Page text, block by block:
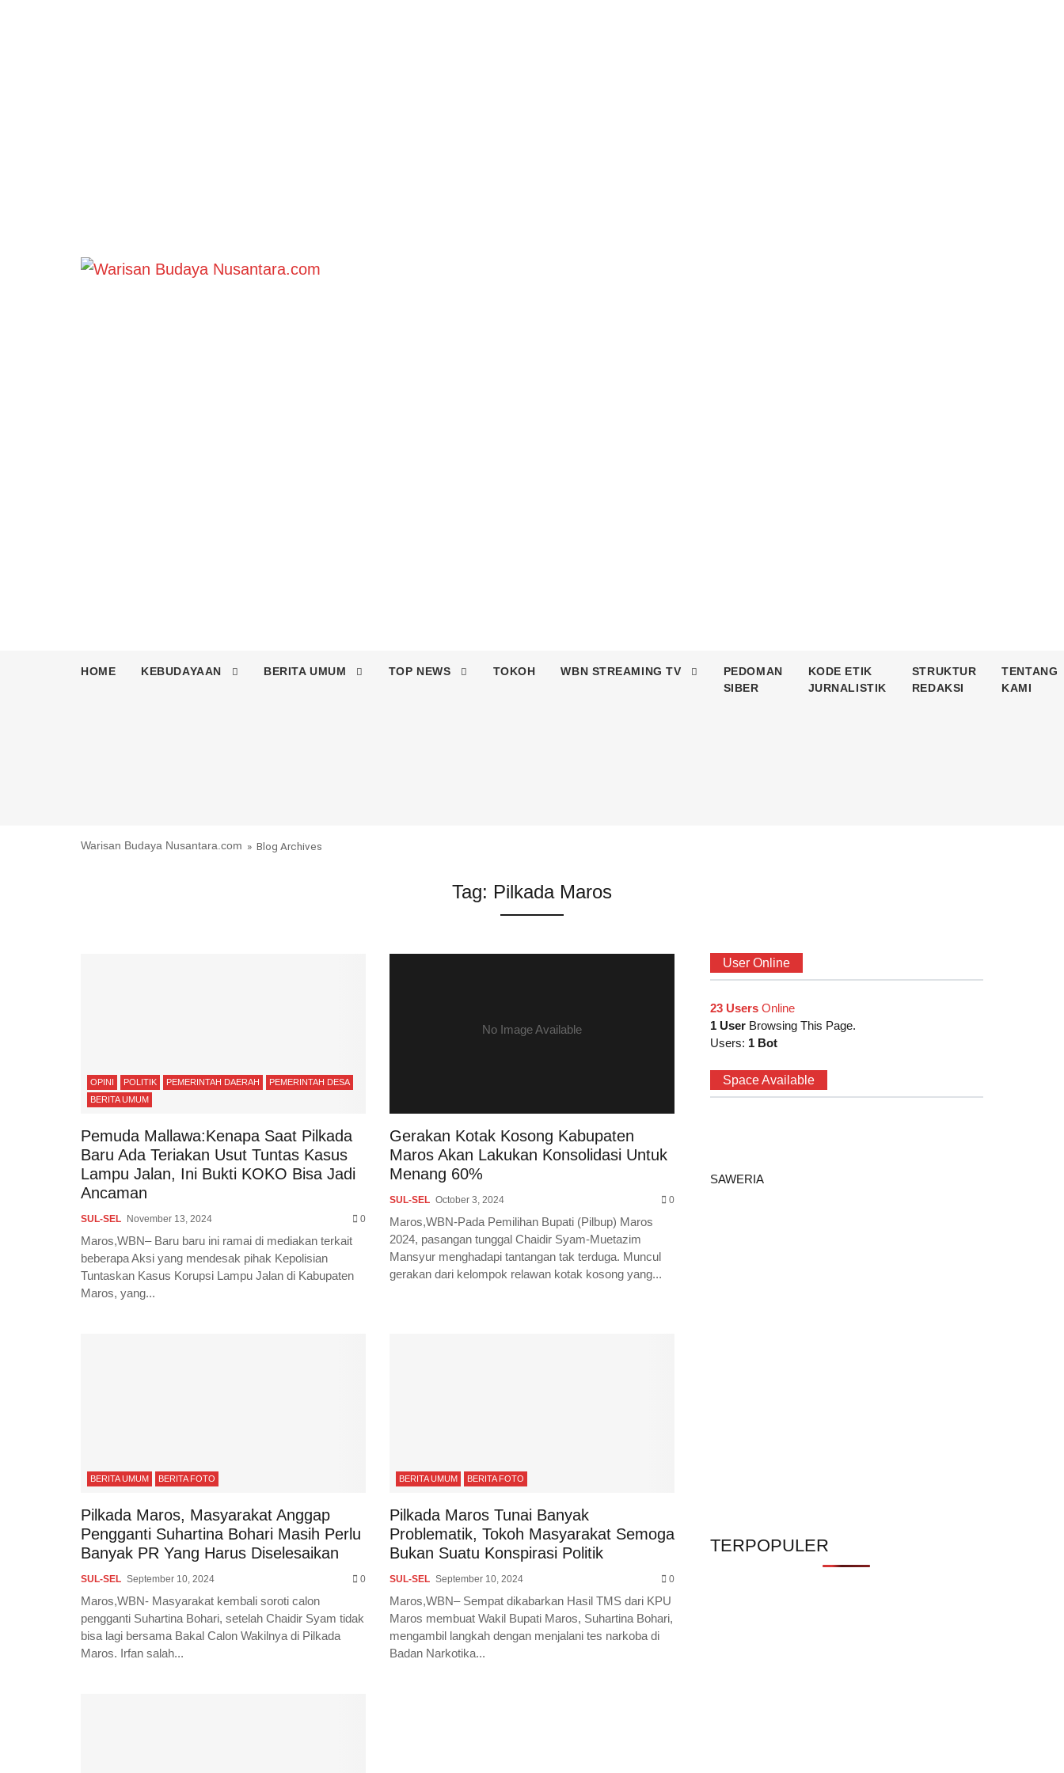
HOME KEBUDAYAAN BERITA UMUM TOP NEWS TOKOH WBN STREAMING TV
PEDOMAN
SIBER
KODE ETIK
JURNALISTIK
STRUKTUR
REDAKSI
TENTANG
KAMI
Warisan Budaya Nusantara.com » Blog Archives
Tag: Pilkada Maros
OPINI POLITIK PEMERINTAH DAERAH
PEMERINTAH DESA
BERITA UMUM
Pemuda Mallawa:Kenapa Saat Pilkada
Baru Ada Teriakan Usut Tuntas Kasus
Lampu Jalan, Ini Bukti KOKO Bisa Jadi
Ancaman
SUL-SEL November 13, 2024 0
Maros,WBN– Baru baru ini ramai di mediakan terkait
beberapa Aksi yang mendesak pihak Kepolisian
Tuntaskan Kasus Korupsi Lampu Jalan di Kabupaten
Maros, yang...
No Image Available
Gerakan Kotak Kosong Kabupaten
Maros Akan Lakukan Konsolidasi Untuk
Menang 60%
SUL-SEL October 3, 2024 0
Maros,WBN-Pada Pemilihan Bupati (Pilbup) Maros
2024, pasangan tunggal Chaidir Syam-Muetazim
Mansyur menghadapi tantangan tak terduga. Muncul
gerakan dari kelompok relawan kotak kosong yang...
BERITA UMUM BERITA FOTO
Pilkada Maros, Masyarakat Anggap
Pengganti Suhartina Bohari Masih Perlu
Banyak PR Yang Harus Diselesaikan
SUL-SEL September 10, 2024 0
Maros,WBN- Masyarakat kembali soroti calon
pengganti Suhartina Bohari, setelah Chaidir Syam tidak
bisa lagi bersama Bakal Calon Wakilnya di Pilkada
Maros. Irfan salah...
BERITA UMUM BERITA FOTO
Pilkada Maros Tunai Banyak
Problematik, Tokoh Masyarakat Semoga
Bukan Suatu Konspirasi Politik
SUL-SEL September 10, 2024 0
Maros,WBN– Sempat dikabarkan Hasil TMS dari KPU
Maros membuat Wakil Bupati Maros, Suhartina Bohari,
mengambil langkah dengan menjalani tes narkoba di
Badan Narkotika...
User Online
23 Users Online
1 User Browsing This Page.
Users: 1 Bot
Space Available
SAWERIA
TERPOPULER